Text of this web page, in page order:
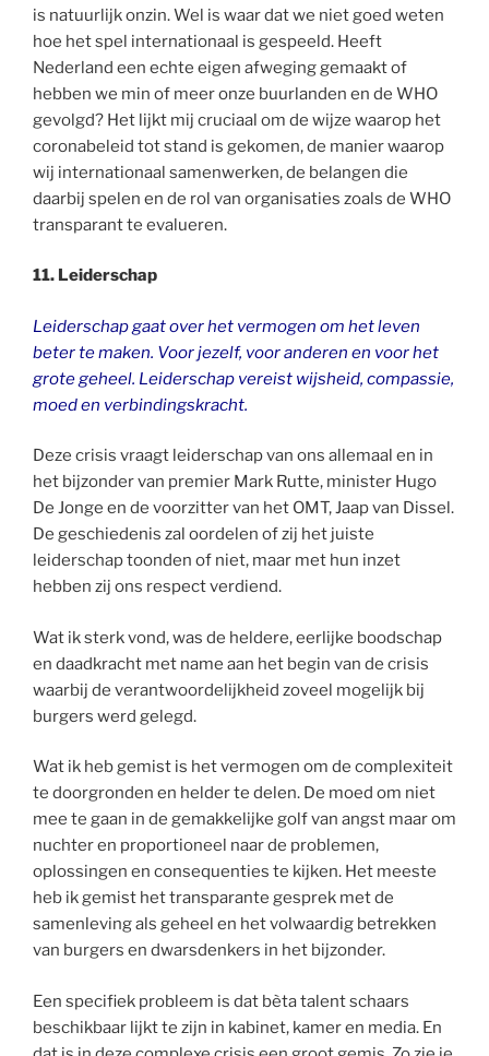
is natuurlijk onzin. Wel is waar dat we niet goed weten
hoe het spel internationaal is gespeeld. Heeft
Nederland een echte eigen afweging gemaakt of
hebben we min of meer onze buurlanden en de WHO
gevolgd? Het lijkt mij cruciaal om de wijze waarop het
coronabeleid tot stand is gekomen, de manier waarop
wij internationaal samenwerken, de belangen die
daarbij spelen en de rol van organisaties zoals de WHO
transparant te evalueren.
11. Leiderschap
Leiderschap gaat over het vermogen om het leven
beter te maken. Voor jezelf, voor anderen en voor het
grote geheel. Leiderschap vereist wijsheid, compassie,
moed en verbindingskracht.
Deze crisis vraagt leiderschap van ons allemaal en in
het bijzonder van premier Mark Rutte, minister Hugo
De Jonge en de voorzitter van het OMT, Jaap van Dissel.
De geschiedenis zal oordelen of zij het juiste
leiderschap toonden of niet, maar met hun inzet
hebben zij ons respect verdiend.
Wat ik sterk vond, was de heldere, eerlijke boodschap
en daadkracht met name aan het begin van de crisis
waarbij de verantwoordelijkheid zoveel mogelijk bij
burgers werd gelegd.
Wat ik heb gemist is het vermogen om de complexiteit
te doorgronden en helder te delen. De moed om niet
mee te gaan in de gemakkelijke golf van angst maar om
nuchter en proportioneel naar de problemen,
oplossingen en consequenties te kijken. Het meeste
heb ik gemist het transparante gesprek met de
samenleving als geheel en het volwaardig betrekken
van burgers en dwarsdenkers in het bijzonder.
Een specifiek probleem is dat bèta talent schaars
beschikbaar lijkt te zijn in kabinet, kamer en media. En